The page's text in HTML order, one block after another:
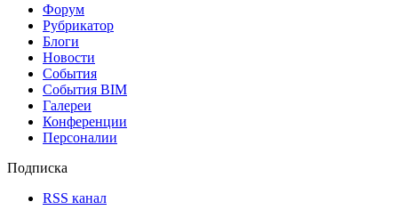
Форум
Рубрикатор
Блоги
Новости
События
События BIM
Галереи
Конференции
Персоналии
Подписка
RSS канал